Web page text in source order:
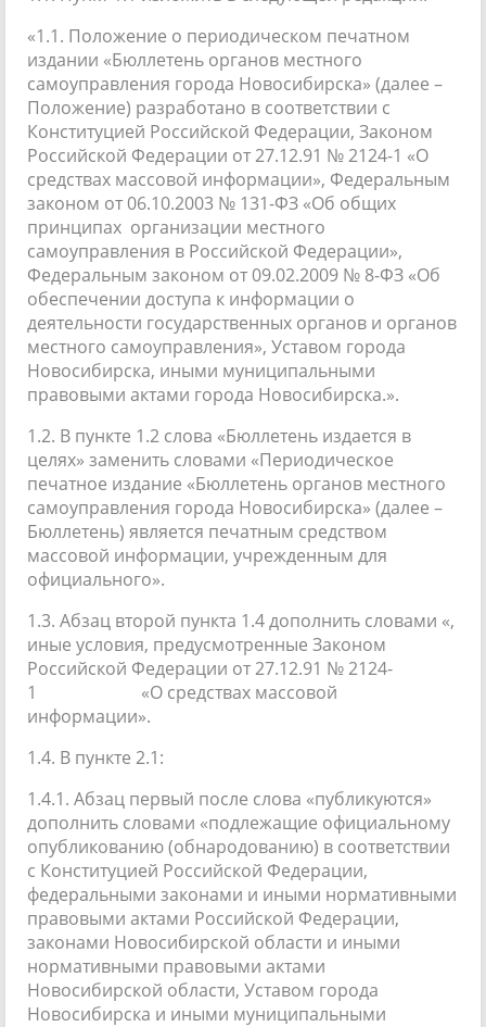
«1.1. Положение о периодическом печатном
издании «Бюллетень органов местного
самоуправления города Новосибирска» (далее –
Положение) разработано в соответствии с
Конституцией Российской Федерации, Законом
Российской Федерации от 27.12.91 № 2124-1 «О
средствах массовой информации», Федеральным
законом от 06.10.2003 № 131-ФЗ «Об общих
принципах организации местного
самоуправления в Российской Федерации»,
Федеральным законом от 09.02.2009 № 8-ФЗ «Об
обеспечении доступа к информации о
деятельности государственных органов и органов
местного самоуправления», Уставом города
Новосибирска, иными муниципальными
правовыми актами города Новосибирска.».
1.2. В пункте 1.2 слова «Бюллетень издается в
целях» заменить словами «Периодическое
печатное издание «Бюллетень органов местного
самоуправления города Новосибирска» (далее –
Бюллетень) является печатным средством
массовой информации, учрежденным для
официального».
1.3. Абзац второй пункта 1.4 дополнить словами «,
иные условия, предусмотренные Законом
Российской Федерации от 27.12.91 № 2124-
1 «О средствах массовой
информации».
1.4. В пункте 2.1:
1.4.1. Абзац первый после слова «публикуются»
дополнить словами «подлежащие официальному
опубликованию (обнародованию) в соответствии
с Конституцией Российской Федерации,
федеральными законами и иными нормативными
правовыми актами Российской Федерации,
законами Новосибирской области и иными
нормативными правовыми актами
Новосибирской области, Уставом города
Новосибирска и иными муниципальными